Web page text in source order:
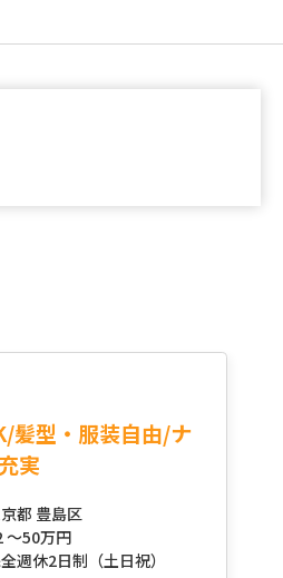
髪型・服装自由/ナ
実
都 豊島区
～50万円
週休2日制（土日祝）